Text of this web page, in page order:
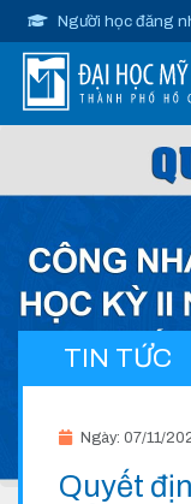
Người học đăng
TIN TỨC
Ngày: 07/11/
Quyết